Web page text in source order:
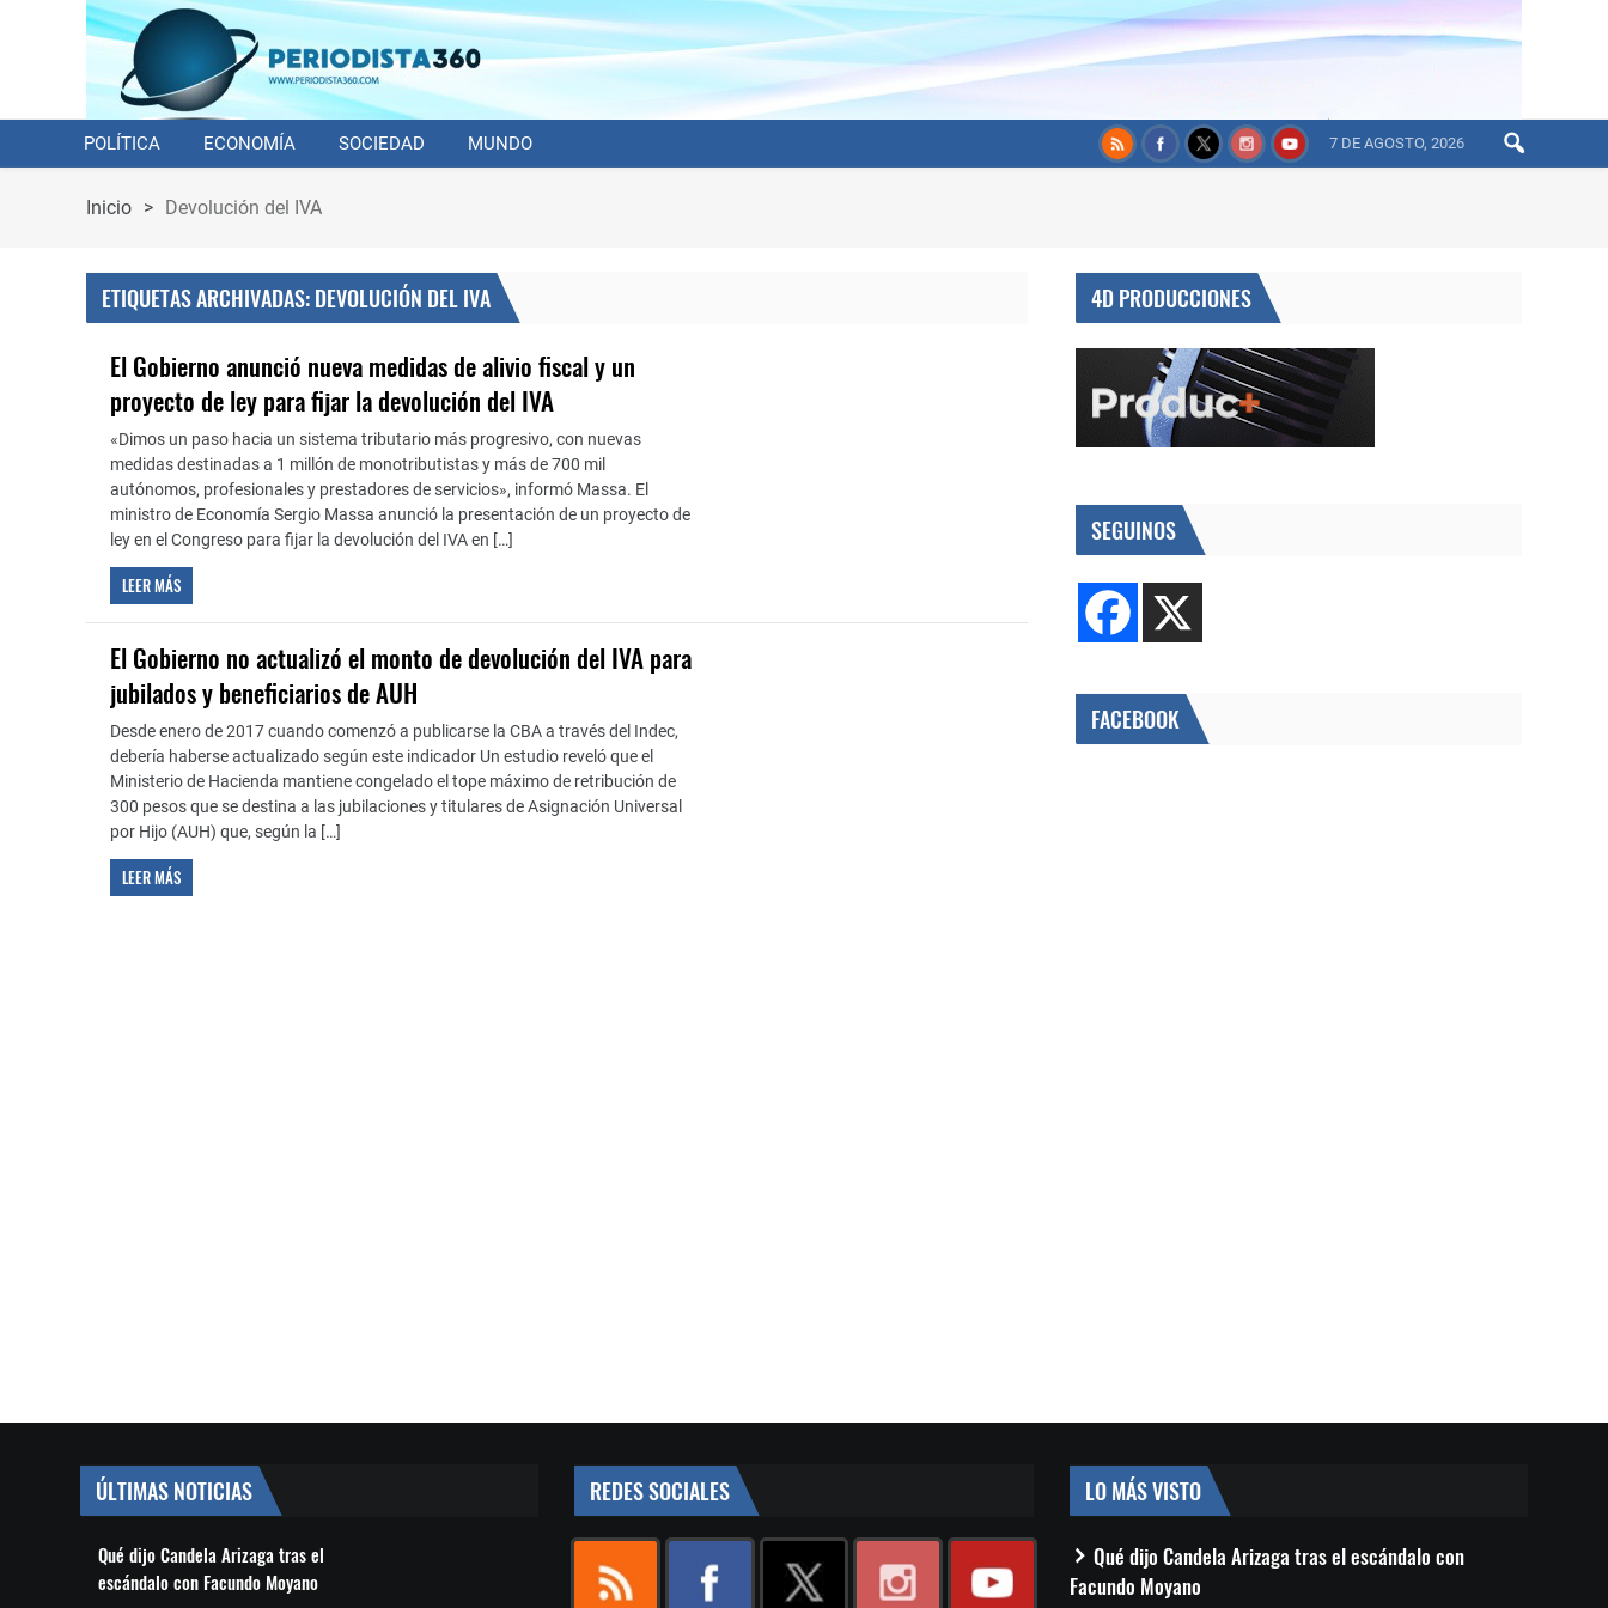
POLÍTICA ECONOMÍA SOCIEDAD MUNDO 7 DE AGOSTO, 2026
Inicio > Devolución del IVA
ETIQUETAS ARCHIVADAS: DEVOLUCIÓN DEL IVA
El Gobierno anunció nueva medidas de alivio fiscal y un
proyecto de ley para fijar la devolución del IVA
«Dimos un paso hacia un sistema tributario más progresivo, con nuevas
medidas destinadas a 1 millón de monotributistas y más de 700 mil
autónomos, profesionales y prestadores de servicios», informó Massa. El
ministro de Economía Sergio Massa anunció la presentación de un proyecto de
ley en el Congreso para fijar la devolución del IVA en […]
LEER MÁS
El Gobierno no actualizó el monto de devolución del IVA para
jubilados y beneficiarios de AUH
Desde enero de 2017 cuando comenzó a publicarse la CBA a través del Indec,
debería haberse actualizado según este indicador Un estudio reveló que el
Ministerio de Hacienda mantiene congelado el tope máximo de retribución de
300 pesos que se destina a las jubilaciones y titulares de Asignación Universal
por Hijo (AUH) que, según la […]
LEER MÁS
4D PRODUCCIONES
SEGUINOS
FACEBOOK
ÚLTIMAS NOTICIAS
Qué dijo Candela Arizaga tras el
escándalo con Facundo Moyano
REDES SOCIALES LO MÁS VISTO
Qué dijo Candela Arizaga tras el escándalo con
Facundo Moyano